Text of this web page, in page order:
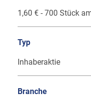
1,60 € - 700 Stück
Typ
Inhaberaktie
Branche